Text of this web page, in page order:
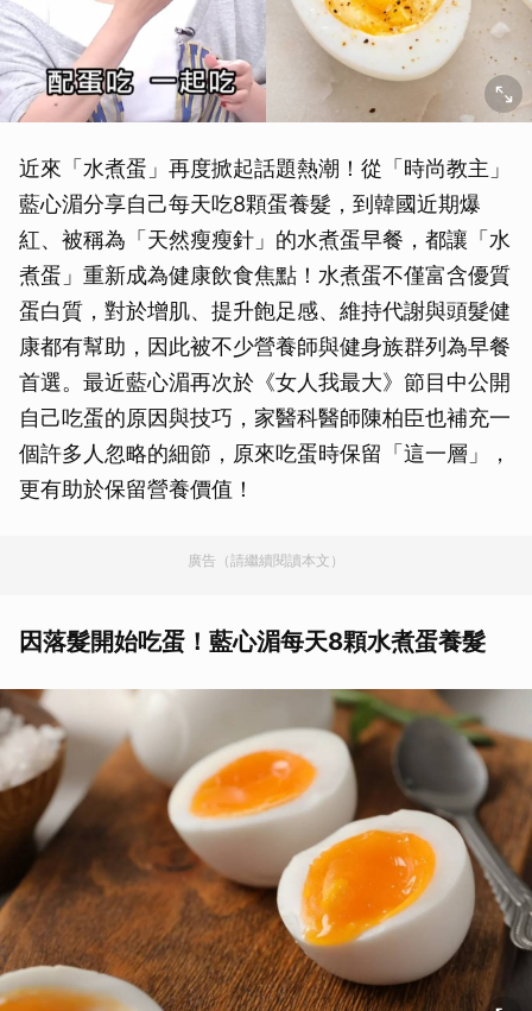
近來「水煮蛋」再度掀起話題熱潮！從「時尚教主」
藍心湄分享自己每天吃8顆蛋養髮，到韓國近期爆
紅、被稱為「天然瘦瘦針」的水煮蛋早餐，都讓「水
煮蛋」重新成為健康飲食焦點！水煮蛋不僅富含優質
蛋白質，對於增肌、提升飽足感、維持代謝與頭髮健
康都有幫助，因此被不少營養師與健身族群列為早餐
首選。最近藍心湄再次於《女人我最大》節目中公開
自己吃蛋的原因與技巧，家醫科醫師陳柏臣也補充一
個許多人忽略的細節，原來吃蛋時保留「這一層」，
更有助於保留營養價值！
廣告（請繼續閱讀本文）
因落髮開始吃蛋！藍心湄每天8顆水煮蛋養髮